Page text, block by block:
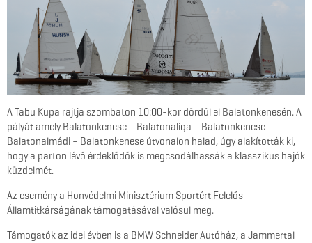
A Tabu Kupa rajtja szombaton 10:00-kor dördül el Balatonkenesén. A
pályát amely Balatonkenese – Balatonaliga – Balatonkenese –
Balatonalmádi – Balatonkenese útvonalon halad, úgy alakították ki,
hogy a parton lévő érdeklődők is megcsodálhassák a klasszikus hajók
küzdelmét.
Az esemény a Honvédelmi Minisztérium Sportért Felelős
Államtitkárságának támogatásával valósul meg.
Támogatók az idei évben is a BMW Schneider Autóház, a Jammertal